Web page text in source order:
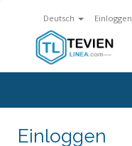
Deutsch Einloggen
Einloggen